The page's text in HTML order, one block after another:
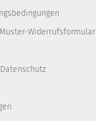
Widerrufsformular